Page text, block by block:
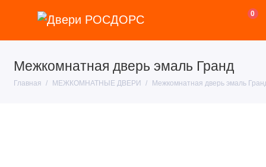
0
Межкомнатная дверь эмаль Гранд
Главная МЕЖКОМНАТНЫЕ ДВЕРИ Межкомнатная дверь эмаль